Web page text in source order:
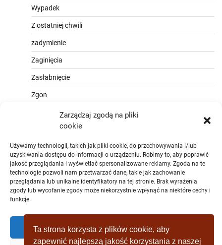
Zarządzaj zgodą na pliki
cookie
Używamy technologii, takich jak pliki cookie, do przechowywania i/lub
uzyskiwania dostępu do informacji o urządzeniu. Robimy to, aby poprawić
jakość przeglądania i wyświetlać spersonalizowane reklamy. Zgoda na te
technologie pozwoli nam przetwarzać dane, takie jak zachowanie
przeglądania lub unikalne identyfikatory na tej stronie. Brak wyrażenia
zgody lub wycofanie zgody może niekorzystnie wpłynąć na niektóre cechy i
funkcje.
Zaakceptować
Wypadek
Z ostatniej chwili
zadymienie
Zaginięcia
Zasłabnięcie
Zgon
Ta strona korzysta z plików cookie, aby
zapewnić najlepszą jakość korzystania z naszej